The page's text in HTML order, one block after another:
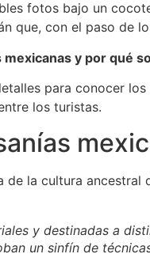
fotos bajo un
que, con el paso de
mexicanas y por qué
para conocer
los turistas.
la cultura
y destinadas a
un sinfín de